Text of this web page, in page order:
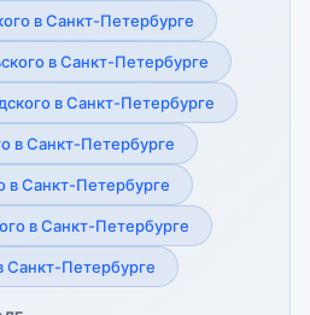
в Санкт-Петербурге
в Санкт-Петербурге
в Санкт-Петербурге
в Санкт-Петербурге
в Санкт-Петербурге
в Санкт-Петербурге
Санкт-Петербурге